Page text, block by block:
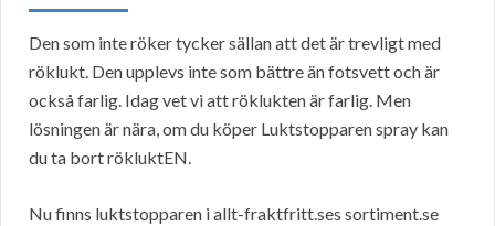
Den som inte röker tycker sällan att det är trevligt med
röklukt. Den upplevs inte som bättre än fotsvett och är
också farlig. Idag vet vi att röklukten är farlig. Men
lösningen är nära, om du köper Luktstopparen spray kan
du ta bort rökluktEN.
Nu finns luktstopparen i allt-fraktfritt.ses sortiment.se